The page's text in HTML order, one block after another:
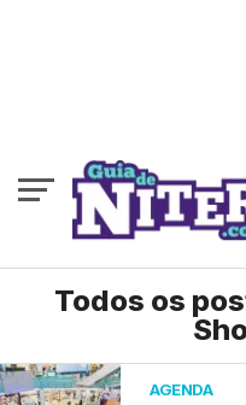
Todos os
AGENDA